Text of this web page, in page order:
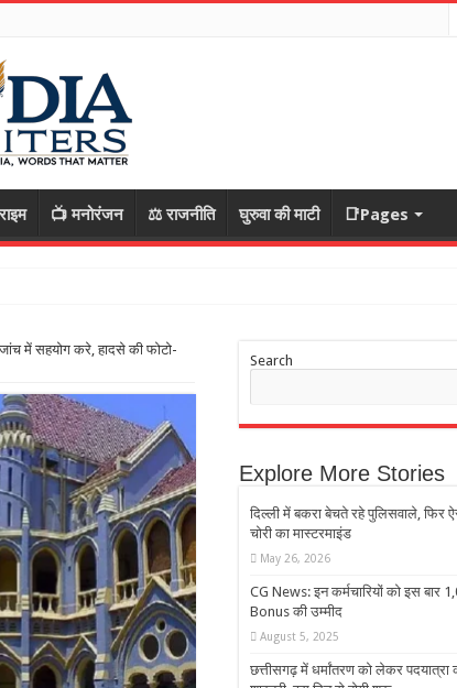
📺 मनोरंजन ⚖️ राजनीति घुरुवा की माटी 📑Pages
में सहयोग करे, हादसे की फोटो-
Search
Explore More Stories
दिल्ली में बकरा बेचते रहे पुलिसवाले, फिर
चोरी का मास्टरमाइंड
May 26, 2026
CG News: इन कर्मचारियों को इस
Bonus की उम्मीद
August 5, 2025
छत्तीसगढ़ में धर्मांतरण को लेकर पदयात्रा